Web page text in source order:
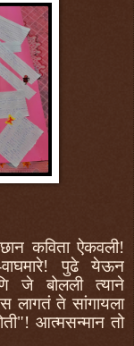
कविता ऐकवली!
वाघमारे! पुढे येऊन
जे बोलली त्याने
लागतं ते सांगायला
आत्मसन्मान तो